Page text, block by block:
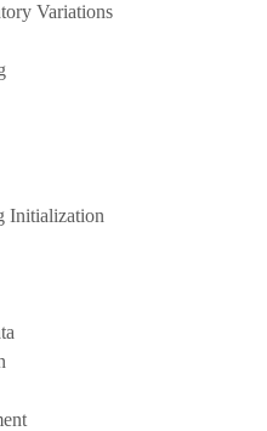
Variations
Initialization